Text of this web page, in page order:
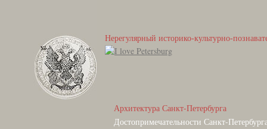
Нерегулярный историко-культурно-
Архитектура Санкт-Петербурга
Достопримечательности Санкт-